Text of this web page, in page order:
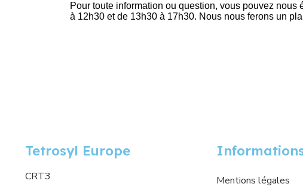
Pour toute information ou question, vous pouvez nous
à 12h30 et de 13h30 à 17h30. Nous nous ferons un
Tetrosyl Europe
CRT3
Mentions légales